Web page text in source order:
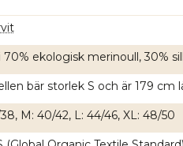
70% ekologisk merinoull, 30%
bär storlek S och är 179 cm
M: 40/42, L: 44/46, XL: 48/50